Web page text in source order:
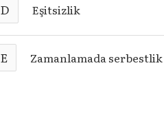
D Eşitsizlik
E Zamanlamada serbestlik